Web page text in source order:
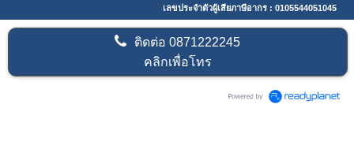
เลขประจำตัวผู้เสียภาษีอากร : 0105544051045
ติดต่อ0871222245
คลิกเพื่อโทร